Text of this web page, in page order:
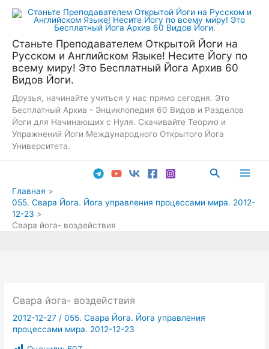
Перейти
Станьте Преподавателем Открытой Йоги на
Русском и Английском Языке! Несите Йогу по
всему миру! Это Бесплатный Йога Архив 60
Видов Йоги.
Друзья, начинайте учиться у нас прямо сегодня. Это
Бесплатный Архив - Энциклопедия 60 Видов и Разделов
Йоги для Начинающих с Нуля. Скачивайте Теорию и
Упражнений Йоги Международного Открытого Йога
Университета.
Поиск
Главная
055. Свара Йога. Йога управления процессами мира. 2012-
12-23
Свара йога- воздействия
Свара йога- воздействия
2012-12-27 /055. Свара Йога. Йога управления
процессами мира. 2012-12-23